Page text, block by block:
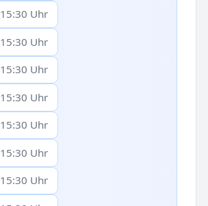
15:30 Uhr
15:30 Uhr
15:30 Uhr
15:30 Uhr
15:30 Uhr
15:30 Uhr
15:30 Uhr